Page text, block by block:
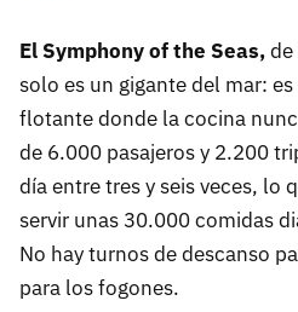
El Symphony of the Seas,de
solo es un gigante del mar:
flotante donde la cocina
de 6.000 pasajeros y 2.200
día entre tres y seis veces, lo
servir unas 30.000 comidas
No hay turnos de descanso
para los fogones.